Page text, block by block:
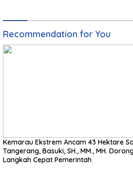
Recommendation for You
Kemarau Ekstrem Ancam 43 Hektare
Tangerang, Basuki, SH., MM., MH. Dorong
Langkah Cepat Pemerintah